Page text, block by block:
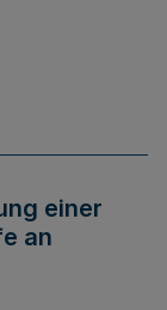
einer
an